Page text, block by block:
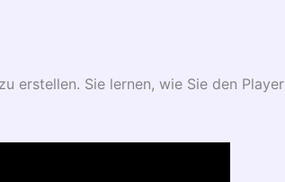
erstellen. Sie lernen, wie Sie den Player